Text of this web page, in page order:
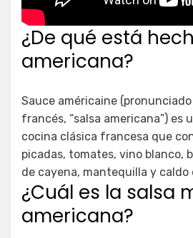
¿De qué está
americana?
Sauce américaine
francés, “salsa americana”) es
cocina clásica francesa que
picadas, tomates, vino blanco,
de cayena, mantequilla y caldo
¿Cuál es la salsa
americana?